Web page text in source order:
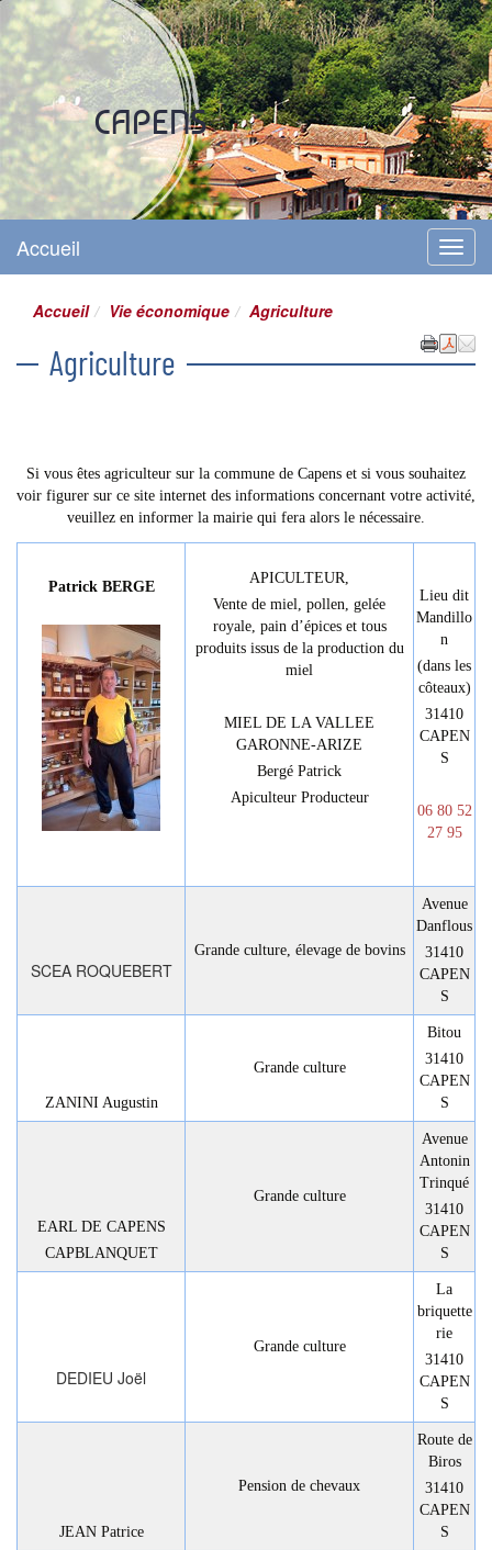
CAPENS
Site officiel
Menu
Accueil
Accueil Vie économique Agriculture
Agriculture
Si vous êtes agriculteur sur la commune de Capens et si vous souhaitez
voir figurer sur ce site internet des informations concernant votre activité,
veuillez en informer la mairie qui fera alors le nécessaire.
Patrick BERGE
APICULTEUR,
Vente de miel, pollen, gelée
royale, pain d’épices et tous
produits issus de la production du
miel
MIEL DE LA VALLEE
GARONNE-ARIZE
Bergé Patrick
Apiculteur Producteur
Lieu dit
Mandillo
n
(dans les
côteaux)
31410
CAPEN
S
06 80 52
27 95
SCEA ROQUEBERT
Grande culture, élevage de bovins
Avenue
Danflous
31410
CAPEN
S
ZANINI Augustin
Grande culture
Bitou
31410
CAPEN
S
EARL DE CAPENS
CAPBLANQUET
Grande culture
Avenue
Antonin
Trinqué
31410
CAPEN
S
DEDIEU Joël
Grande culture
La
briquette
rie
31410
CAPEN
S
JEAN Patrice
Pension de chevaux
Route de
Biros
31410
CAPEN
S